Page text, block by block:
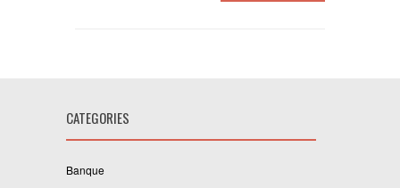
CATEGORIES
Banque